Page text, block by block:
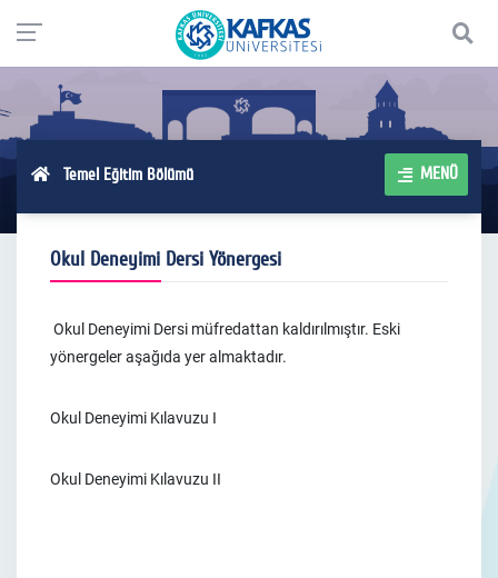
Temel Eğitim Bölümü MENÜ
Okul Deneyimi Dersi Yönergesi
Okul Deneyimi Dersi müfredattan kaldırılmıştır. Eski
yönergeler aşağıda yer almaktadır.
Okul Deneyimi Kılavuzu I
Okul Deneyimi Kılavuzu II